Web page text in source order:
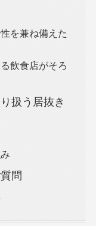
を兼ね備えた
飲食店がそろ
扱う居抜き
問